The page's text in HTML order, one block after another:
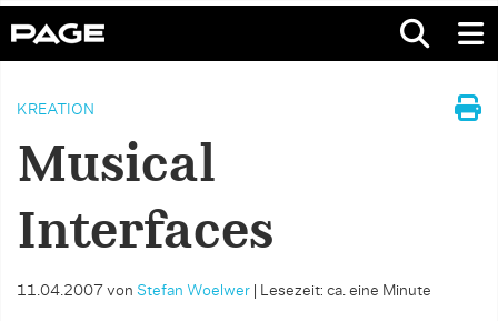
KREATION
Musical
Interfaces
11.04.2007 von Stefan Woelwer Lesezeit: ca. eine Minute